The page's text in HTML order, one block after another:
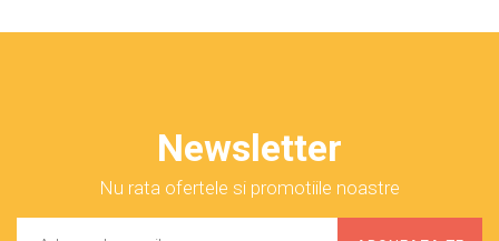
Newsletter
Nu rata ofertele si promotiile noastre